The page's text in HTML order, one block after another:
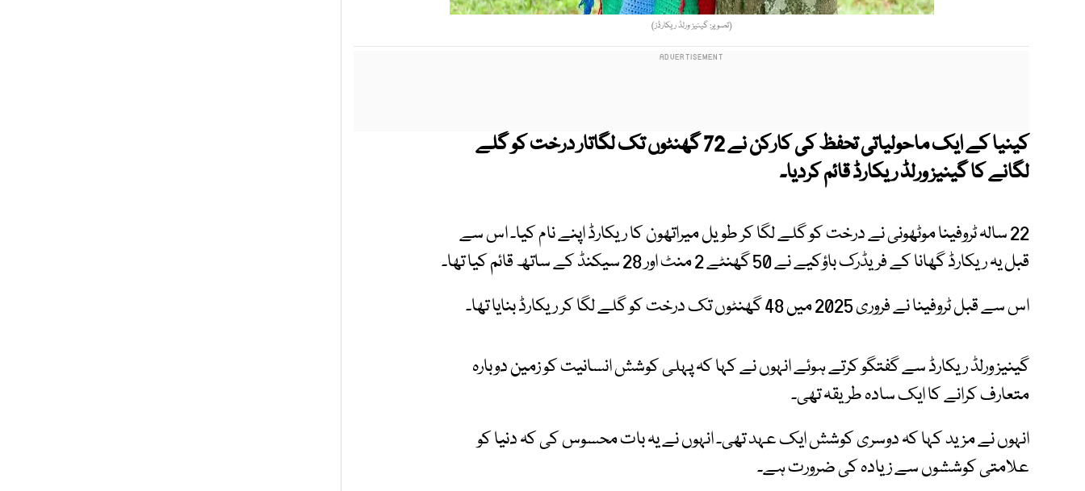
(تصویر: گینیز ورلڈ ریکارڈز)
کینیا کے ایک ماحولیاتی تحفظ کی کارکن نے 72 گھنٹوں تک لگاتار درخت کو گلے
لگانے کا گینیز ورلڈ ریکارڈ قائم کردیا۔
22 سالہ ٹروفینا موٹھونی نے درخت کو گلے لگا کر طویل میراتھون کا ریکارڈ اپنے نام کیا۔ اس سے
قبل یہ ریکارڈ گھانا کے فریڈرک باؤکیے نے 50 گھنٹے 2 منٹ اور 28 سیکنڈ کے ساتھ قائم کیا تھا۔
اس سے قبل ٹروفینا نے فروری 2025 میں 48 گھنٹوں تک درخت کو گلے لگا کر ریکارڈ بنایا تھا۔
گینیز ورلڈ ریکارڈ سے گفتگو کرتے ہوئے انہوں نے کہا کہ پہلی کوشش انسانیت کو زمین دوبارہ
متعارف کرانے کا ایک سادہ طریقہ تھی۔
انہوں نے مزید کہا کہ دوسری کوشش ایک عہد تھی۔ انہوں نے یہ بات محسوس کی کہ دنیا کو
علامتی کوششوں سے زیادہ کی ضرورت ہے۔